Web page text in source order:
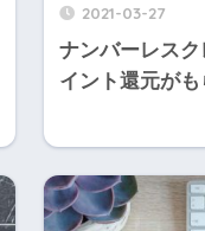
2021-03-27
ナンバーレス
イント還元が